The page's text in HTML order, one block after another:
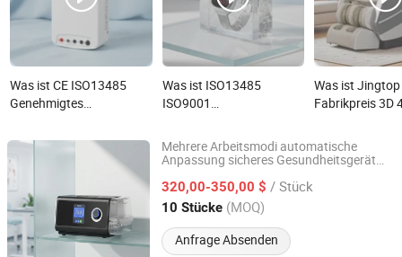
Was ist CE ISO13485
Genehmigtes
Elektrostatik Optische
Therapie Negative
Potential Ionen
Elektrische
Hochpotentialtherapie
Gerät
Was ist ISO13485
ISO9001
650nm Blutreiniger Soft-
Laser-Bestrahlung
zerebrovaskuläre
Erkrankungen Diabetes
Was ist Jingtop
Fabrikpreis 3D
Infrarot-
Mehrere Arbeitsmodi automatische
Anpassung sicheres Gesundheitsgerät
320,00-350,00 $ / Stück
10 Stücke (MOQ)
Anfrage Absenden
Qingdao New Stone Imp&Exp Co., Ltd.
Shandong, China Seit 2024